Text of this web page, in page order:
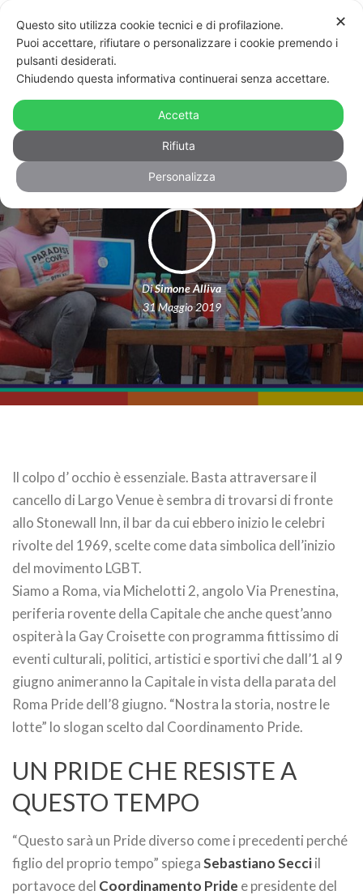
Da domani a Roma la settimana del
Pride, nel segno di Stonewall
DiSimone Alliva
31 Maggio 2019
Il colpo d’ occhio è essenziale. Basta attraversare il
cancello di Largo Venue è sembra di trovarsi di fronte
allo Stonewall Inn, il bar da cui ebbero inizio le celebri
rivolte del 1969, scelte come data simbolica dell’inizio
del movimento LGBT.
Siamo a Roma, via Michelotti 2, angolo Via Prenestina,
periferia rovente della Capitale che anche quest’anno
ospiterà la Gay Croisette con programma fittissimo di
eventi culturali, politici, artistici e sportivi che dall’1 al 9
giugno animeranno la Capitale in vista della parata del
Roma Pride dell’8 giugno. “Nostra la storia, nostre le
lotte” lo slogan scelto dal Coordinamento Pride.
UN PRIDE CHE RESISTE A
QUESTO TEMPO
“Questo sarà un Pride diverso come i precedenti perché
figlio del proprio tempo” spiegaSebastiano Secciil
portavoce del Coordinamento Pride e presidente del
✕
Questo sito utilizza cookie tecnici e di profilazione.
Puoi accettare, rifiutare o personalizzare i cookie premendo i
pulsanti desiderati.
Chiudendo questa informativa continuerai senza accettare.
Accetta
Rifiuta
Personalizza